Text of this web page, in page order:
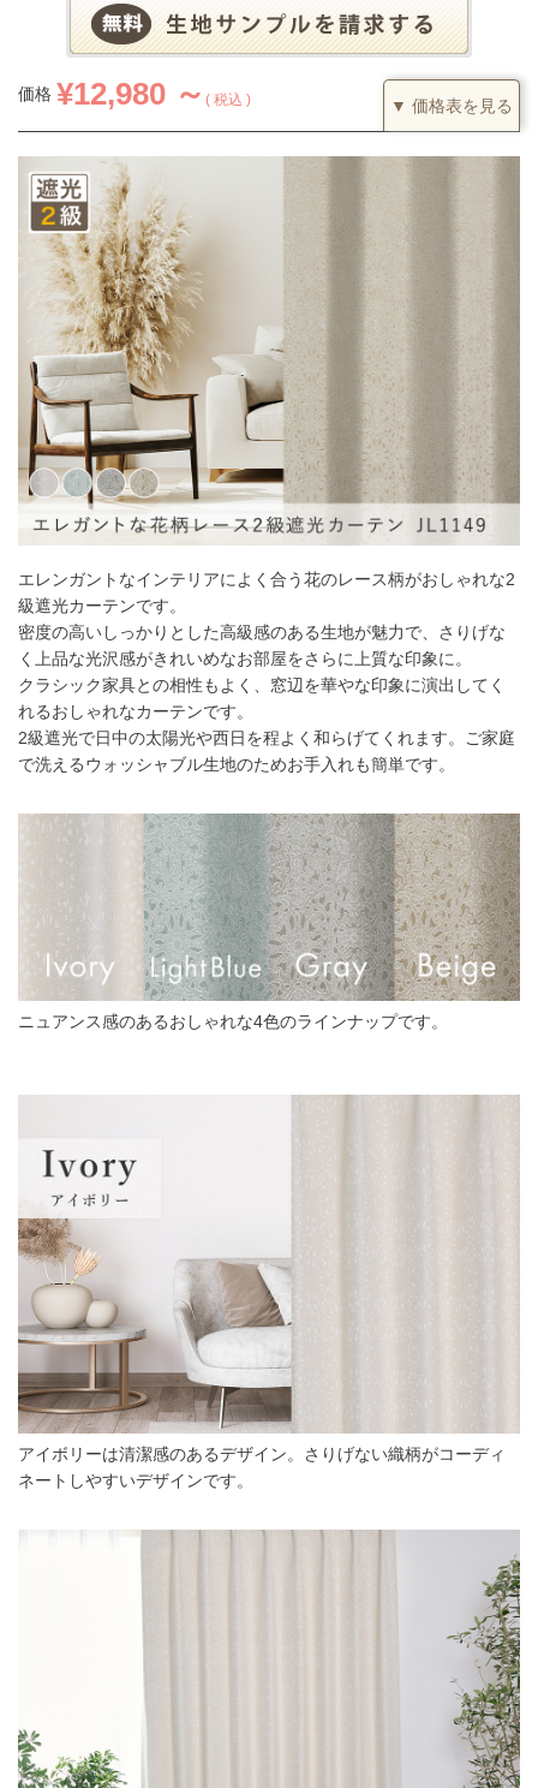
価格 ¥12,980 ～ 税込 ▼ 価格表を見る
カーテンの仕上がり幅に対して1.5倍の生地を利用し、上部を2つ
山のヒダでつまみます。すっきりとした印象になるベーシックな
つまみです。
(価格は税込です)
丈／幅
51～185 186～370 371～555 556～740
55～
140
12,980
141～
200
15,730 円 31,460円 47,190円 62,920
201～
260
18,370円
幅186cm以上のサイズをご注文の場合は生地に幅継ぎが入りま
す。
エレンガントなインテリアによく合う花のレース柄がおしゃれな2
級遮光カーテンです。
密度の高いしっかりとした高級感のある生地が魅力で、さりげな
く上品な光沢感がきれいめなお部屋をさらに上質な印象に。
クラシック家具との相性もよく、窓辺を華やな印象に演出してく
れるおしゃれなカーテンです。
2級遮光で日中の太陽光や西日を程よく和らげてくれます。ご家庭
で洗えるウォッシャブル生地のためお手入れも簡単です。
ニュアンス感のあるおしゃれな4色のラインナップです。
アイボリーは清潔感のあるデザイン。さりげない織柄がコーディ
ネートしやすいデザインです。